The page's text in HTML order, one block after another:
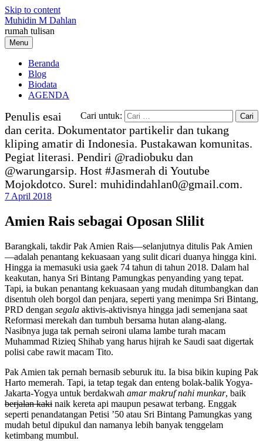
Skip to content
Muhidin M Dahlan
rumah tulisan
Menu
Beranda
Blog
Biodata
AGENDA
Cari untuk:
Penulis esai
dan cerita. Dokumentator partikelir dan tukang
kliping amatir di Indonesia. Pustakawan komunitas.
Pegiat literasi. Pendiri @radiobuku dan
@warungarsip. Host #Jasmerah di Youtube
Mojokdotco. Surel: muhidindahlan0@gmail.com.
7 April 2018
Amien Rais sebagai Oposan Slilit
Barangkali, takdir Pak Amien Rais—selanjutnya ditulis Pak Amien
—adalah penantang kekuasaan yang sulit dicari duanya hingga kini.
Hingga ia memasuki usia gaek 74 tahun di tahun 2018. Dalam hal
keakutan, hanya Sri Bintang Pamungkas penyanding yang tepat.
Tapi, ia bukan penantang kekuasaan yang mudah ditumbangkan dan
disentuh oleh borgol dan penjara, seperti yang menimpa Sri Bintang,
PRD dengan segala aktivis-aktivisnya hingga jadi semenjana saat
Reformasi merekah dan tumbuh bersama hutan alang-alang.
Nasibnya juga tak pernah seironi ulama lambe turah macam
Muhammad Rizieq Shihab yang harus hijrah ke Saudi saat digertak
polisi cabe rawit macam Tito.
Pak Amien tak pernah bernasib seburuk itu. Ia bisa bikin kuping Pak
Harto memerah. Tapi, ia tetap tegak dan enteng bolak-balik Yogya-
Jakarta-Yogya untuk berdakwah amar makruf nahi munkar, baik
berjalan kaki naik kereta api maupun pesawat terbang. Enggak
seperti penandatangan Petisi ’50 atau Sri Bintang Pamungkas yang
mudah betul dipukul dan namanya lebih banyak tenggelam
ketimbang mumbul.